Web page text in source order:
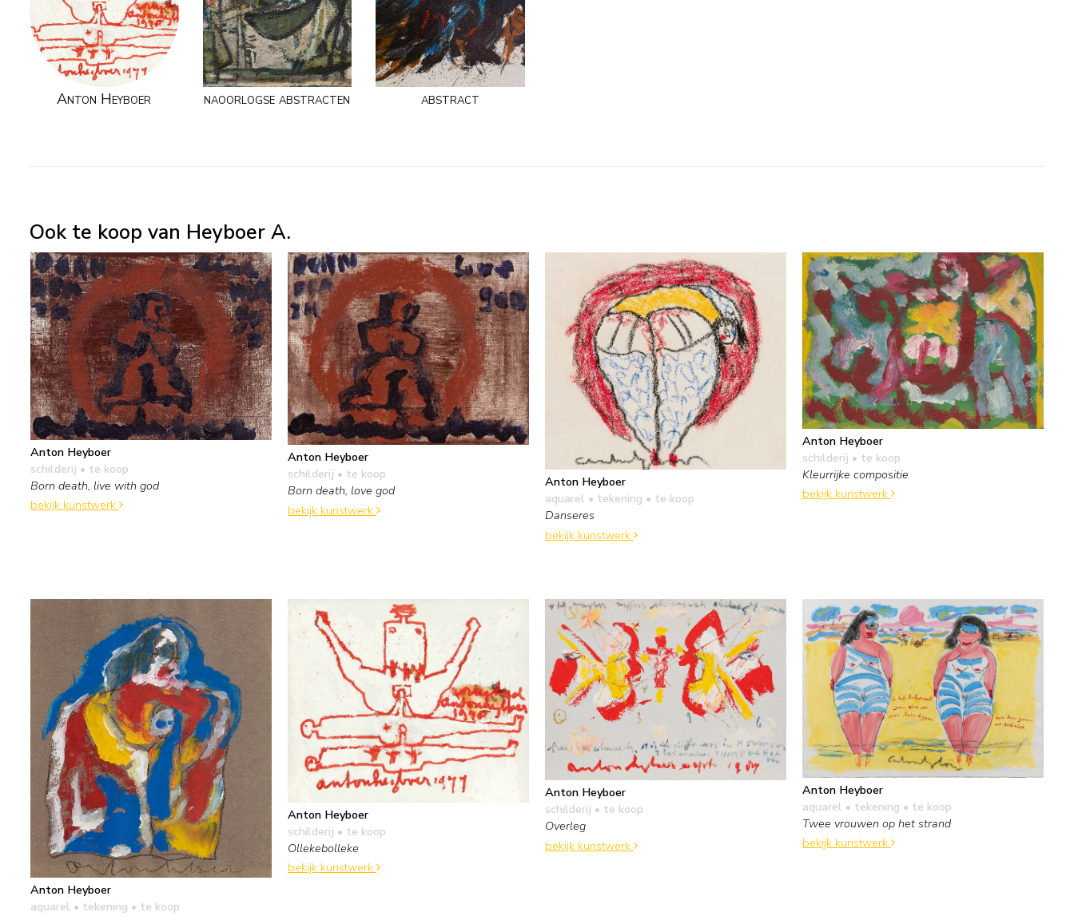
Anton Heyboer naoorlogse abstracten abstract
Ook te koop van Heyboer A.
Anton Heyboer
schilderij • te koop
Born death, live with god
bekijk kunstwerk
Anton Heyboer
schilderij • te koop
Born death, love god
bekijk kunstwerk
Anton Heyboer
aquarel • tekening • te koop
Danseres
bekijk kunstwerk
Anton Heyboer
schilderij • te koop
Kleurrijke compositie
bekijk kunstwerk
Anton Heyboer
aquarel • tekening • te koop
Anton Heyboer
schilderij • te koop
Ollekebolleke
bekijk kunstwerk
Anton Heyboer
schilderij • te koop
Overleg
bekijk kunstwerk
Anton Heyboer
aquarel • tekening • te koop
Twee vrouwen op het strand
bekijk kunstwerk